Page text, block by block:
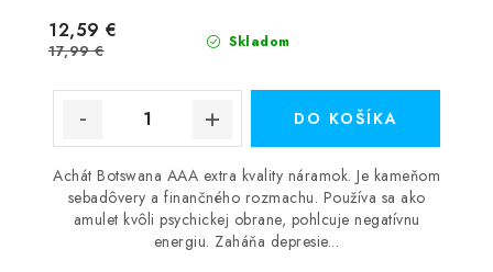
Skladom
12,59 €
17,99 €
DO KOŠÍKA
Achát Botswana AAA extra kvality náramok. Je kameňom
sebadôvery a finančného rozmachu. Používa sa ako
amulet kvôli psychickej obrane, pohlcuje negatívnu
energiu. Zaháňa depresie...